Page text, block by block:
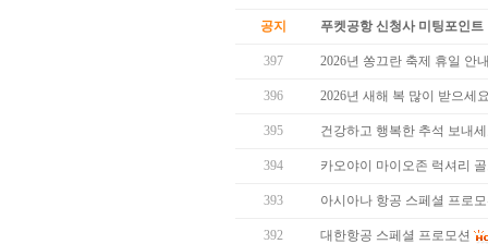
공지 푸켓공항 신청사 미팅포인트
397 2026년 쏭끄란 축제 휴일 안
396 2026년 새해 복 많이 받으세
395 건강하고 행복한 추석 보내
394 카오야이 마이오존 럭셔리
393 아시아나 항공 스페셜 프로
392 대한항공 스페셜 프로모션